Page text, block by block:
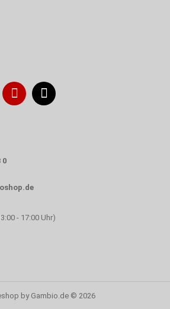
0
- 17:00 Uhr)
by Gambio.de © 2026